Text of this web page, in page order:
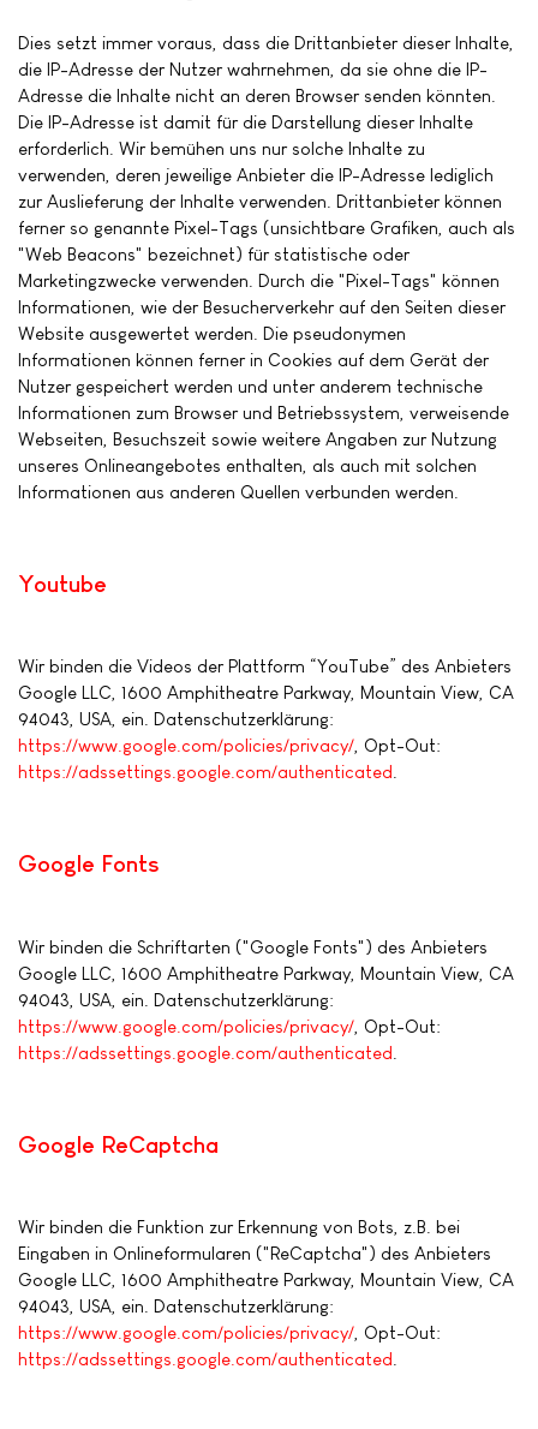
Dies setzt immer voraus, dass die Drittanbieter dieser Inhalte,
die IP-Adresse der Nutzer wahrnehmen, da sie ohne die IP-
Adresse die Inhalte nicht an deren Browser senden könnten.
Die IP-Adresse ist damit für die Darstellung dieser Inhalte
erforderlich. Wir bemühen uns nur solche Inhalte zu
verwenden, deren jeweilige Anbieter die IP-Adresse lediglich
zur Auslieferung der Inhalte verwenden. Drittanbieter können
ferner so genannte Pixel-Tags (unsichtbare Grafiken, auch als
"Web Beacons" bezeichnet) für statistische oder
Marketingzwecke verwenden. Durch die "Pixel-Tags" können
Informationen, wie der Besucherverkehr auf den Seiten dieser
Website ausgewertet werden. Die pseudonymen
Informationen können ferner in Cookies auf dem Gerät der
Nutzer gespeichert werden und unter anderem technische
Informationen zum Browser und Betriebssystem, verweisende
Webseiten, Besuchszeit sowie weitere Angaben zur Nutzung
unseres Onlineangebotes enthalten, als auch mit solchen
Informationen aus anderen Quellen verbunden werden.
Youtube
Wir binden die Videos der Plattform “YouTube” des Anbieters
Google LLC, 1600 Amphitheatre Parkway, Mountain View, CA
94043, USA, ein. Datenschutzerklärung:
https://www.google.com/policies/privacy/ , Opt-Out:
https://adssettings.google.com/authenticated
Google Fonts
Wir binden die Schriftarten ("Google Fonts") des Anbieters
Google LLC, 1600 Amphitheatre Parkway, Mountain View, CA
94043, USA, ein. Datenschutzerklärung:
https://www.google.com/policies/privacy/ , Opt-Out:
https://adssettings.google.com/authenticated
Google ReCaptcha
Wir binden die Funktion zur Erkennung von Bots, z.B. bei
Eingaben in Onlineformularen ("ReCaptcha") des Anbieters
Google LLC, 1600 Amphitheatre Parkway, Mountain View, CA
94043, USA, ein. Datenschutzerklärung:
https://www.google.com/policies/privacy/ , Opt-Out:
https://adssettings.google.com/authenticated